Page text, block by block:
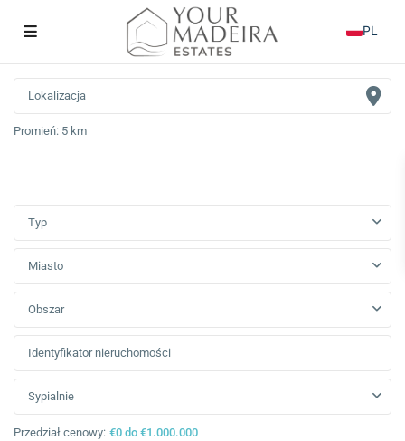
Promień: 5 km
Typ
Miasto
Obszar
Sypialnie
Przedział cenowy: €0 do €1.000.000
PL